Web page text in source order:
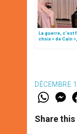
La guerre, c’est
choix « de Caïn
DÉCEMBRE
W
t
s
M
e
s
e
Share this